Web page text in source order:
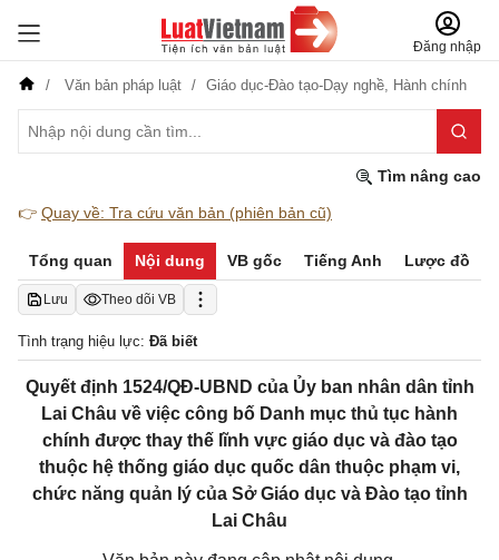
Đăng nhập
Văn bản pháp luật Giáo dục-Đào tạo-Dạy nghề, Hành chính
Tìm nâng cao
👉 Quay về: Tra cứu văn bản (phiên bản cũ)
Tổng quan Nội dung VB gốc Tiếng Anh Lược đồ
Lưu Theo dõi VB
Tình trạng hiệu lực: Đã biết
Quyết định 1524/QĐ-UBND của Ủy ban nhân dân tỉnh
Lai Châu về việc công bố Danh mục thủ tục hành
chính được thay thế lĩnh vực giáo dục và đào tạo
thuộc hệ thống giáo dục quốc dân thuộc phạm vi,
chức năng quản lý của Sở Giáo dục và Đào tạo tỉnh
Lai Châu